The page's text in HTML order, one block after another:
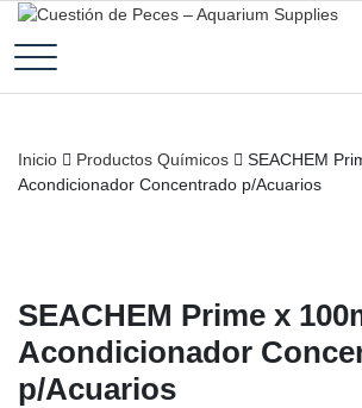
Cuestión de Peces –
Aquarium Supplies
Inicio Productos Químicos
SEACHEM
Acondicionador Concentrado p/Acuarios
SEACHEM Prime x
Acondicionador
p/Acuarios